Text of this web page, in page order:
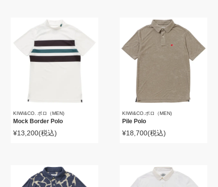
KIWI&CO. ポロ（MEN)
Mock Border Polo
¥13,200(税込)
KIWI&CO.ポロ（MEN)
Pile Polo
¥18,700(税込)